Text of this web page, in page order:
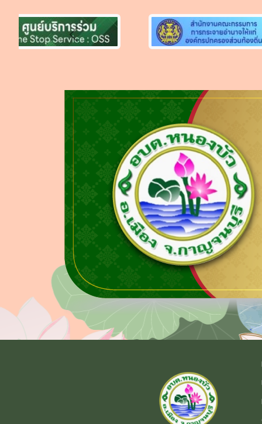
Previous